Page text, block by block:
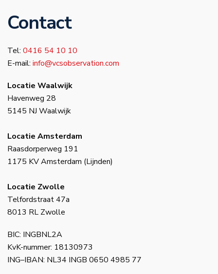
Contact
Tel: 0416 54 10 10
E-mail: info@vcsobservation.com
Locatie Waalwijk
Havenweg 28
5145 NJ Waalwijk
Locatie Amsterdam
Raasdorperweg 191
1175 KV Amsterdam (Lijnden)
Locatie Zwolle
Telfordstraat 47a
8013 RL Zwolle
BIC: INGBNL2A
KvK-nummer: 18130973
ING–IBAN: NL34 INGB 0650 4985 77